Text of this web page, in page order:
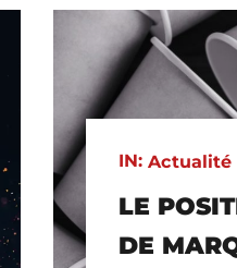
IN: Actualité
LE
DE